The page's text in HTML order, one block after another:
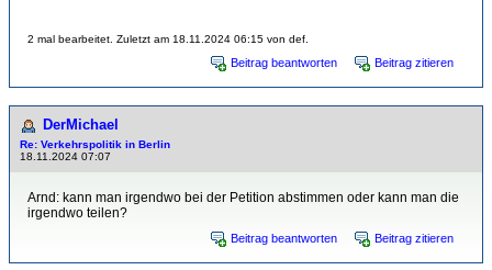
2 mal bearbeitet. Zuletzt am 18.11.2024 06:15 von def.
Beitrag beantworten Beitrag zitieren
DerMichael
Re: Verkehrspolitik in Berlin
18.11.2024 07:07
Arnd: kann man irgendwo bei der Petition abstimmen oder kann man die
irgendwo teilen?
Beitrag beantworten Beitrag zitieren